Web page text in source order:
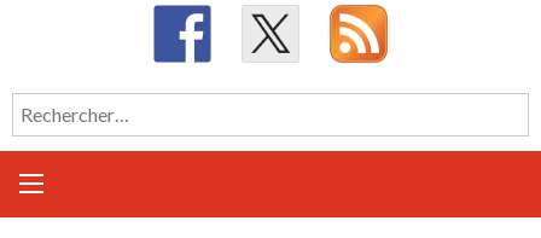
Rechercher :